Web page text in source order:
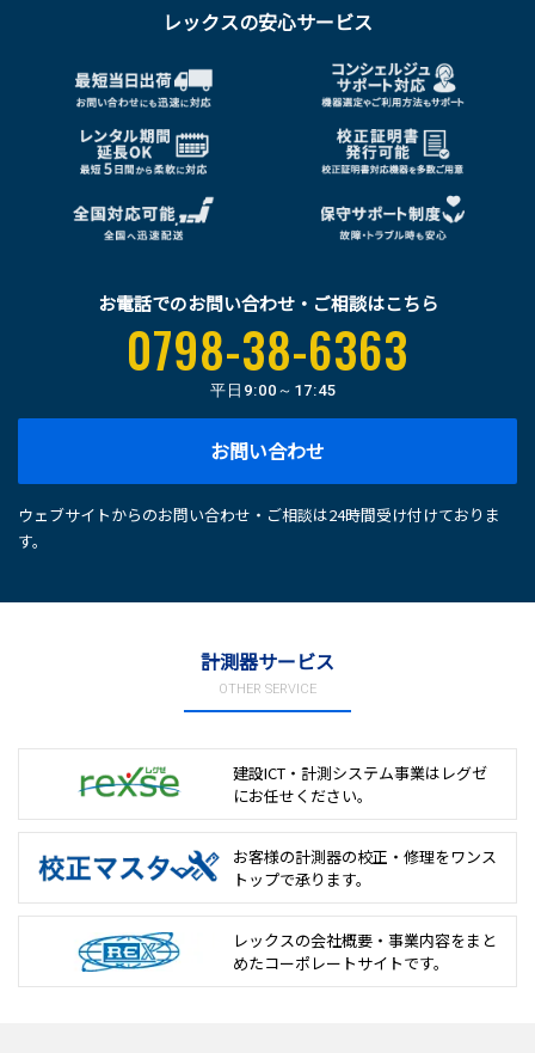
レックスの安心サービス
お電話でのお問い合わせ・ご相談はこちら
0798-38-6363
平日 9:00～17:45
お問い合わせ
ウェブサイトからのお問い合わせ・ご相談は24時間受け付けておりま
す。
計測器サービス
OTHER SERVICE
建設ICT・計測システム事業は レグゼ
にお任せください。
お客様の計測器の校正・修理をワンス
トップで承ります。
レックスの会社概要・事業内容をまと
めたコーポレートサイトです。